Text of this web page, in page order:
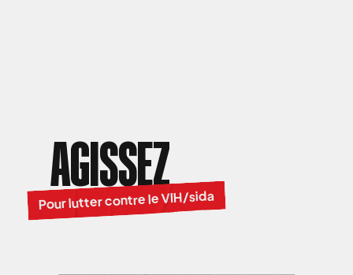
AGISSEZ
Pour lutter contre le VIH/sida